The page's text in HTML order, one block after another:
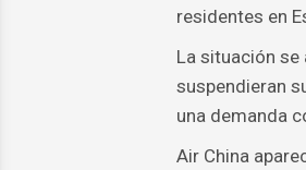
residentes en
La situación se
suspendieran
una demanda
Air China